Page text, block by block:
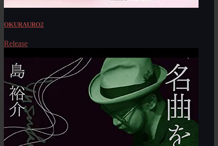
OKURAURO2
Release